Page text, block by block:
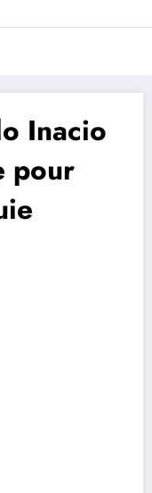
du football
Inacio
pour